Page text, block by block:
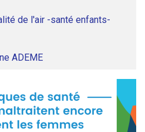
de l'air -santé enfants-
ADEME